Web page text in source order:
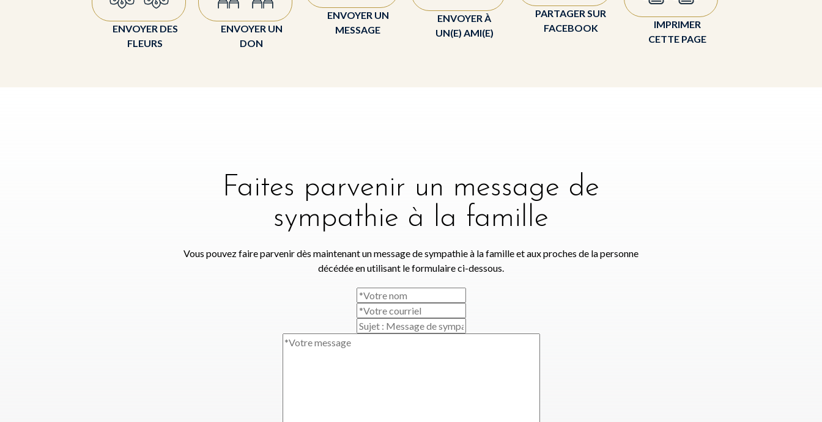
ENVOYER DES
FLEURS
ENVOYER UN
DON
ENVOYER UN
MESSAGE
ENVOYER À
UN(E) AMI(E)
PARTAGER SUR
FACEBOOK
IMPRIMER
CETTE PAGE
Faites parvenir un message de
sympathie à la famille
Vous pouvez faire parvenir dès maintenant un message de sympathie à la famille et aux proches de la personne
décédée en utilisant le formulaire ci-dessous.